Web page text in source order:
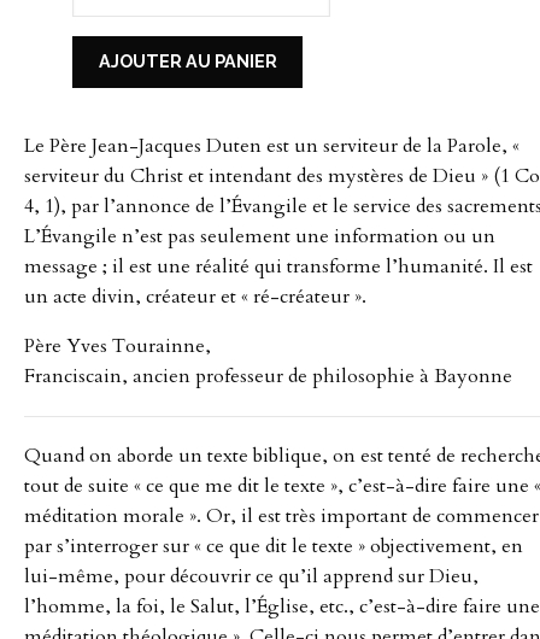
DOMINICALES
-
ANNÉE
A,
B,
C
:
PÈRE
AJOUTER AU PANIER
Le Père Jean-Jacques Duten est un serviteur de la Parole, «
serviteur du Christ et intendant des mystères de Dieu » (1
4, 1), par l’annonce de l’Évangile et le service des
L’Évangile n’est pas seulement une information ou un
message ; il est une réalité qui transforme l’humanité. Il est
un acte divin, créateur et « ré-créateur ».
Père Yves Tourainne,
Franciscain, ancien professeur de philosophie à Bayonne
Quand on aborde un texte biblique, on est tenté de
tout de suite « ce que me dit le texte », c’est-à-dire faire une «
méditation morale ». Or, il est très important de commencer
par s’interroger sur « ce que dit le texte » objectivement, en
lui-même, pour découvrir ce qu’il apprend sur Dieu,
l’homme, la foi, le Salut, l’Église, etc., c’est-à-dire faire